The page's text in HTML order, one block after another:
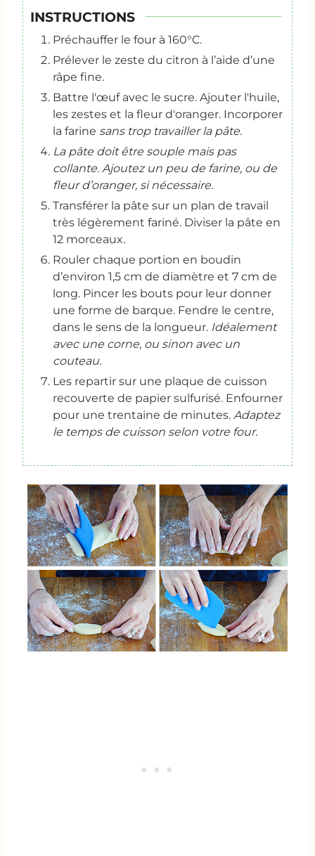
INSTRUCTIONS
Préchauffer le four à 160°C.
Prélever le zeste du citron à l’aide d’une
râpe fine.
Battre l'œuf avec le sucre. Ajouter l'huile,
les zestes et la fleur d'oranger. Incorporer
la farine sans trop travailler la pâte.
La pâte doit être souple mais pas
collante. Ajoutez un peu de farine, ou de
fleur d’oranger, si nécessaire.
Transférer la pâte sur un plan de travail
très légèrement fariné. Diviser la pâte en
12 morceaux.
Rouler chaque portion en boudin
d’environ 1,5 cm de diamètre et 7 cm de
long. Pincer les bouts pour leur donner
une forme de barque. Fendre le centre,
dans le sens de la longueur. Idéalement
avec une corne, ou sinon avec un
couteau.
Les repartir sur une plaque de cuisson
recouverte de papier sulfurisé. Enfourner
pour une trentaine de minutes. Adaptez
le temps de cuisson selon votre four.